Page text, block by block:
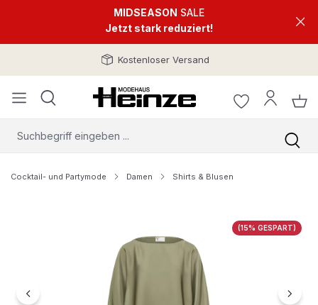
MIDSEASON SALE
Jetzt stark reduziert!
Kostenloser Versand
Cocktail- und Partymode Damen Shirts & Blusen
(15% GESPART)